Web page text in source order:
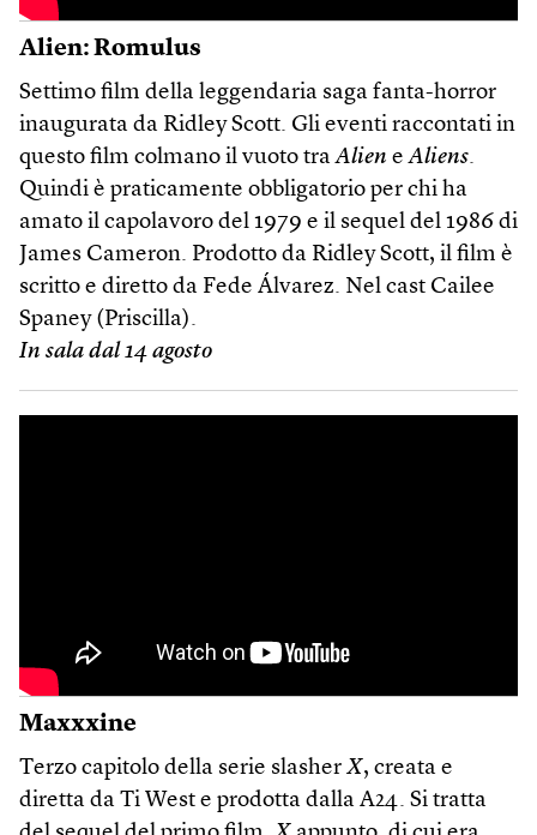
Alien: Romulus
Settimo film della leggendaria saga fanta-horror
inaugurata da Ridley Scott. Gli eventi raccontati in
questo film colmano il vuoto traAlien eAliens.
Quindi è praticamente obbligatorio per chi ha
amato il capolavoro del 1979 e il sequel del 1986 di
James Cameron. Prodotto da Ridley Scott, il film è
scritto e diretto da Fede Álvarez. Nel cast Cailee
Spaney (Priscilla).
In sala dal 14 agosto
Maxxxine
Terzo capitolo della serie slasher X, creata e
diretta da Ti West e prodotta dalla A24. Si tratta